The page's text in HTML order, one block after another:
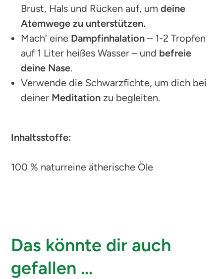
Brust, Hals und Rücken auf, umdeine
Atemwege zu unterstützen.
Mach‘ eine Dampfinhalation – 1-2 Tropfen
auf 1 Liter heißes Wasser – und befreie
deine Nase.
Verwende die Schwarzfichte, um dich bei
deiner Meditation zu begleiten.
Inhaltsstoffe:
100 % naturreine ätherische Öle
Das könnte dir auch
gefallen …